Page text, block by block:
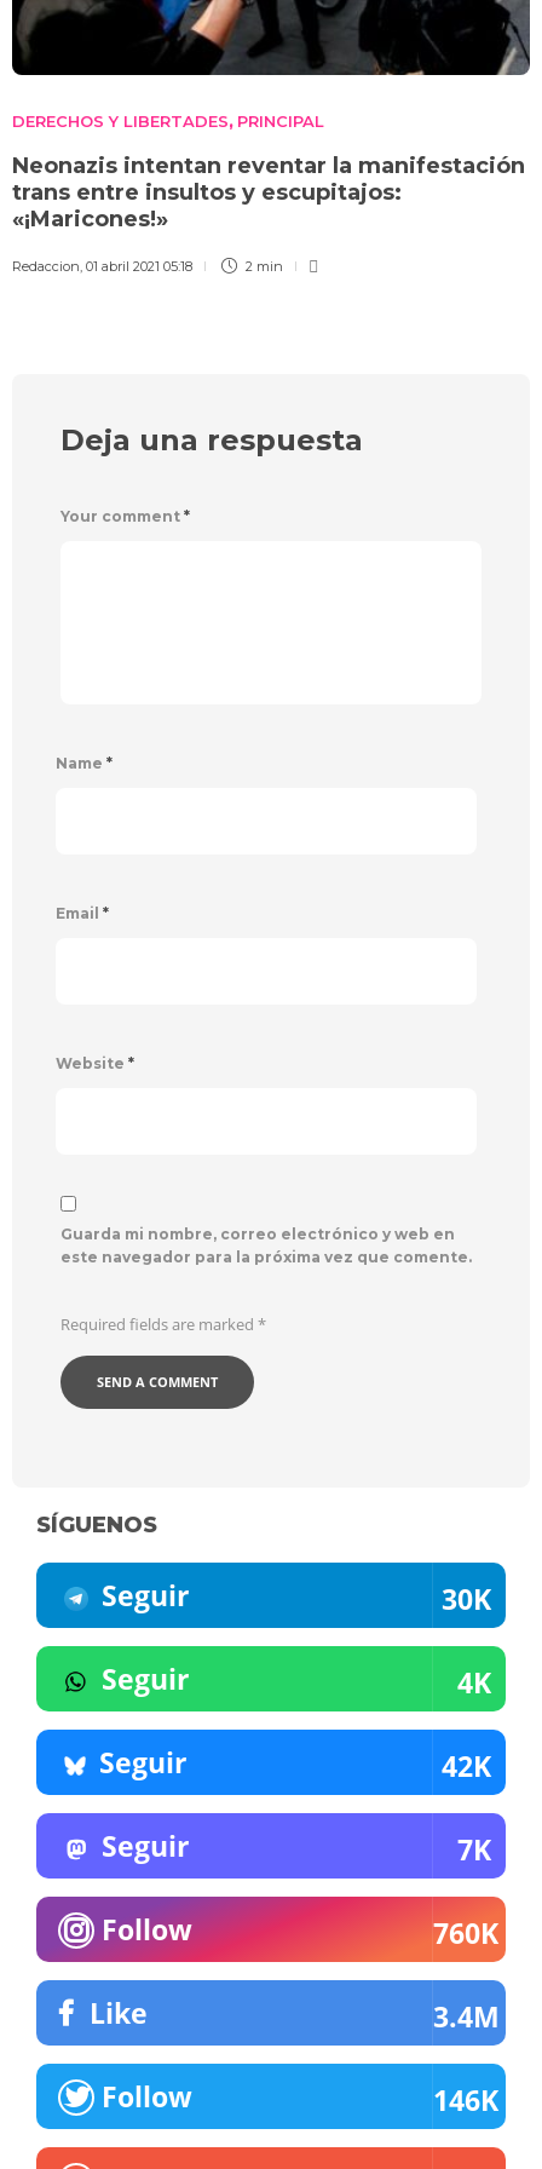
DERECHOS Y LIBERTADES, PRINCIPAL
Neonazis intentan reventar la manifestación
trans entre insultos y escupitajos:
«¡Maricones!»
Redaccion, 01 abril 2021 05:18 2 min
Deja una respuesta
Your comment *
Name *
Email *
Website *
Guarda mi nombre, correo electrónico y web en
este navegador para la próxima vez que comente.
Required fields are marked *
SÍGUENOS
Seguir 30K
Seguir 4K
Seguir 42K
Seguir 7K
Follow 760K
Like 3.4M
Follow 146K